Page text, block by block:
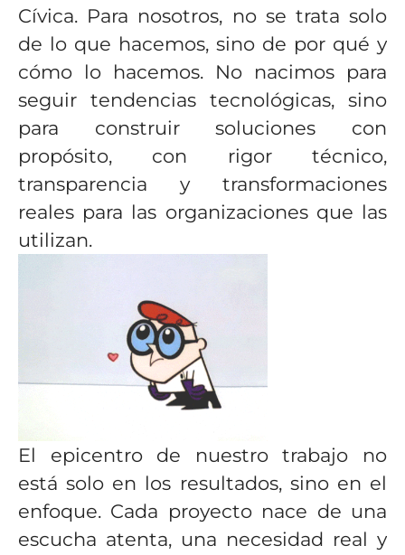
Cívica. Para nosotros, no se trata solo
de lo que hacemos, sino de por qué y
cómo lo hacemos. No nacimos para
seguir tendencias tecnológicas, sino
para construir soluciones con
propósito, con rigor técnico,
transparencia y transformaciones
reales para las organizaciones que las
utilizan.
El epicentro de nuestro trabajo no
está solo en los resultados, sino en el
enfoque. Cada proyecto nace de una
escucha atenta, una necesidad real y